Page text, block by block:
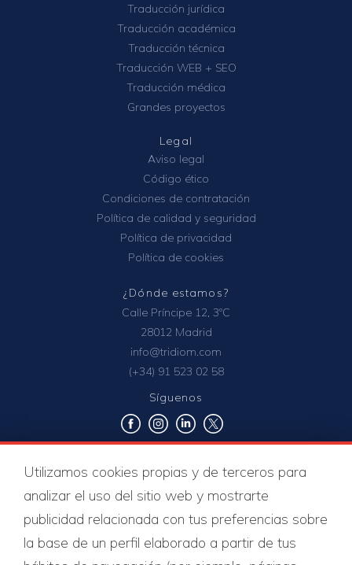
Traducción jurídica
Traducción académica
Traducción técnica
Traducción WEB + SEO
Traducción médica
Grandes proyectos
Legal
Aviso legal
Código ético
Condiciones de contratación
Política de calidad y seguridad
Política de privacidad
Política de cookies
¿Dónde estamos?
Calle Príncipe 12, 3ºC
28012 Madrid
info@tridiom.com
(+34) 91 523 02 58
Síguenos
Certificados de calidad
Utilizamos cookies propias y de terceros para
analizar el uso del sitio web y mostrarte
publicidad relacionada con tus preferencias sobre
la base de un perfil elaborado a partir de tus